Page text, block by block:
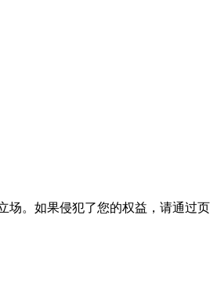
。如果侵犯了您的权益，请通过